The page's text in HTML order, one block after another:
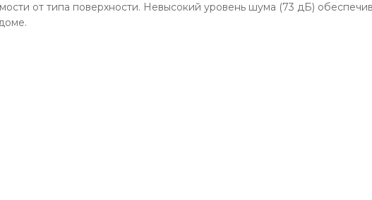
от типа поверхности. Невысокий уровень шума (73 дБ)